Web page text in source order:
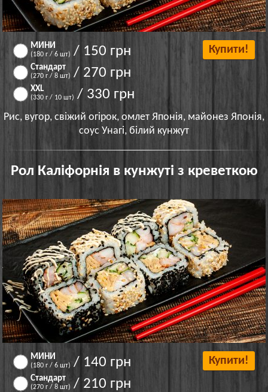
МИНИ
(180 г / 6 шт) / 150 грн
Стандарт
(270 г / 8 шт) / 270 грн
XXL
(330 г / 10 шт) / 330 грн
Купити!
Рис, вугор, свіжий огірок, омлет Японія, майонез Японія,
соус Унагі, білий кунжут
Рол Каліфорнія в кунжуті з креветкою
МИНИ
(180 г / 6 шт) / 140 грн
Стандарт
(270 г / 8 шт) / 210 грн
Купити!